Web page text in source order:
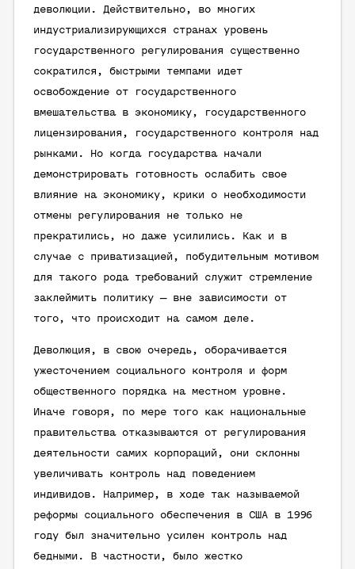
деволюции. Действительно, во многих
индустриализирующихся странах уровень
государственного регулирования существенно
сократился, быстрыми темпами идет
освобождение от государственного
вмешательства в экономику, государственного
лицензирования, государственного контроля над
рынками. Но когда государства начали
демонстрировать готовность ослабить свое
влияние на экономику, крики о необходимости
отмены регулирования не только не
прекратились, но даже усилились. Как и в
случае с приватизацией, побудительным мотивом
для такого рода требований служит стремление
заклеймить политику — вне зависимости от
того, что происходит на самом деле.
Деволюция, в свою очередь, оборачивается
ужесточением социального контроля и форм
общественного порядка на местном уровне.
Иначе говоря, по мере того как национальные
правительства отказываются от регулирования
деятельности самих корпораций, они склонны
увеличивать контроль над поведением
индивидов. Например, в ходе так называемой
реформы социального обеспечения в США в 1996
году был значительно усилен контроль над
бедными. В частности, было жестко